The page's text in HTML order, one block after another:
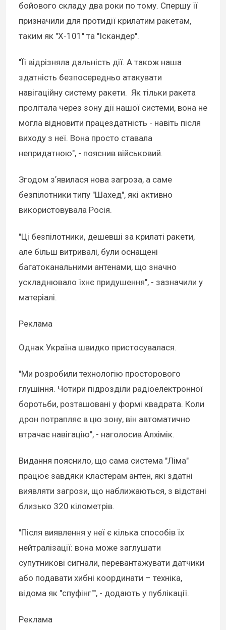
бойового складу два роки по тому. Спершу її
призначили для протидії крилатим ракетам,
таким як "Х-101" та "Іскандер".
"Її відрізняла дальність дії. А також наша
здатність безпосередньо атакувати
навігаційну систему ракети. Як тільки ракета
пролітала через зону дії нашої системи, вона не
могла відновити працездатність - навіть після
виходу з неї. Вона просто ставала
непридатною", - пояснив військовий.
Згодом зʼявилася нова загроза, а саме
безпілотники типу "Шахед", які активно
використовувала Росія.
"Ці безпілотники, дешевші за крилаті ракети,
але більш витривалі, були оснащені
багатоканальними антенами, що значно
ускладнювало їхнє придушення", - зазначили у
матеріалі.
Реклама
Однак Україна швидко пристосувалася.
"Ми розробили технологію просторового
глушіння. Чотири підрозділи радіоелектронної
боротьби, розташовані у формі квадрата. Коли
дрон потрапляє в цю зону, він автоматично
втрачає навігацію", - наголосив Алхімік.
Видання пояснило, що сама система "Ліма"
працює завдяки кластерам антен, які здатні
виявляти загрози, що наближаються, з відстані
близько 320 кілометрів.
"Після виявлення у неї є кілька способів їх
нейтралізації: вона може заглушати
супутникові сигнали, перевантажувати датчики
або подавати хибні координати – техніка,
відома як "спуфінг"", - додають у публікації.
Реклама